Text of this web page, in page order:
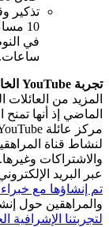
تذكير
ساعات.
تجربة YouTube الخاضعة للإشراف والمخصصة للمراهقين:
المزيد من العائلات
الماضي إذ أنها
لنشاط قناة
والاشتراكات
عبر البريد
تم إنشاؤها مع
والمراهقين حول
لتجربتنا الإشرافية